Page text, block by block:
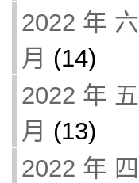
2022 年 六
月 (14)
2022 年 五
月 (13)
2022 年 四